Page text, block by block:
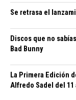
Se retrasa el
Discos que no
Bad Bunny
La Primera Edición
Alfredo Sadel del 11